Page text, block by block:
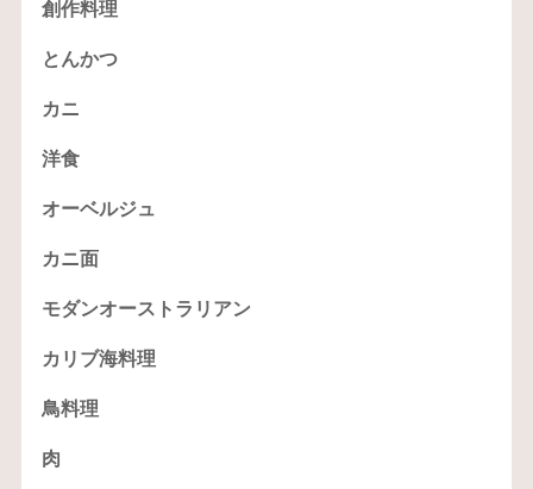
創作料理
とんかつ
カニ
洋食
オーベルジュ
カニ面
モダンオーストラリアン
カリブ海料理
鳥料理
肉